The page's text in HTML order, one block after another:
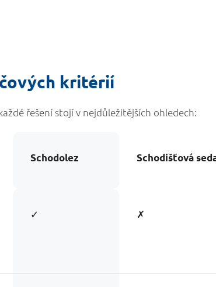
kritérií
řešení stojí v nejdůležitějších ohledech:
Schodolez Schodišťová
✓ ✗